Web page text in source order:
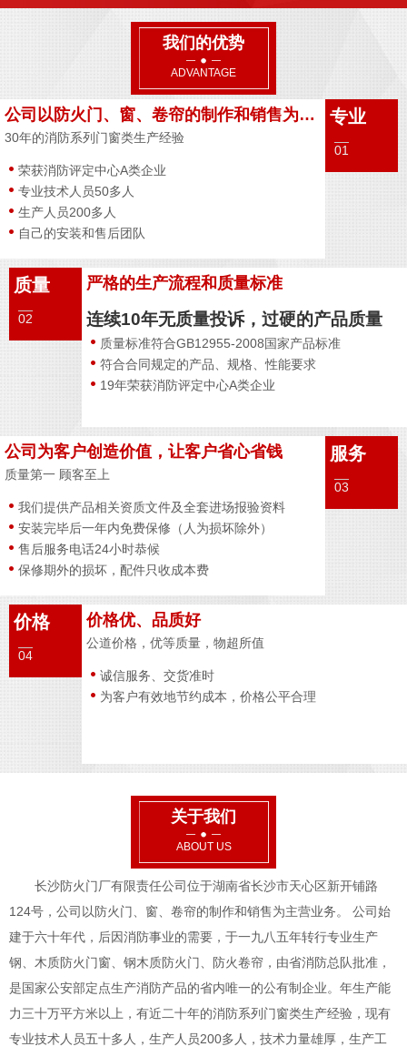
我们的优势
ADVANTAGE
专业
01
公司以防火门、窗、卷帘的制作和销售为主营业务
30年的消防系列门窗类生产经验
荣获消防评定中心A类企业
专业技术人员50多人
生产人员200多人
自己的安装和售后团队
质量
02
严格的生产流程和质量标准
连续10年无质量投诉，过硬的产品质量
质量标准符合GB12955-2008国家产品标准
符合合同规定的产品、规格、性能要求
19年荣获消防评定中心A类企业
服务
03
公司为客户创造价值，让客户省心省钱
质量第一 顾客至上
我们提供产品相关资质文件及全套进场报验资料
安装完毕后一年内免费保修（人为损坏除外）
售后服务电话24小时恭候
保修期外的损坏，配件只收成本费
价格
04
价格优、品质好
公道价格，优等质量，物超所值
诚信服务、交货准时
为客户有效地节约成本，价格公平合理
关于我们
ABOUT US
长沙防火门厂有限责任公司位于湖南省长沙市天心区新开铺路
124号，公司以防火门、窗、卷帘的制作和销售为主营业务。 公司始
建于六十年代，后因消防事业的需要，于一九八五年转行专业生产
钢、木质防火门窗、钢木质防火门、防火卷帘，由省消防总队批准，
是国家公安部定点生产消防产品的省内唯一的公有制企业。年生产能
力三十万平方米以上，有近二十年的消防系列门窗类生产经验，现有
专业技术人员五十多人，生产人员200多人，技术力量雄厚，生产工